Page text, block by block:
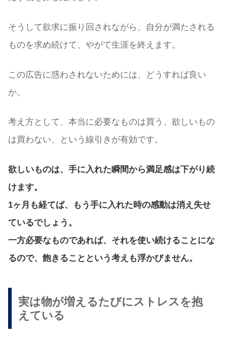
そうして欲求に振り回されながら、自分が満たされる
ものを求め続けて、やがて生涯を終えます。
この広告に惑わされないためには、どうすれば良い
か。
考え方として、本当に必要なものは買う、欲しいもの
は買わない、という線引きが有効です。
欲しいものは、手に入れた瞬間から満足感は下がり続
けます。
1ヶ月も経てば、もう手に入れた時の感動は消え失せ
ているでしょう。
一方必要なものであれば、それを使い続けることにな
るので、飽きることという考えも浮かびません。
実は物が増えるたびにストレスを抱
えている